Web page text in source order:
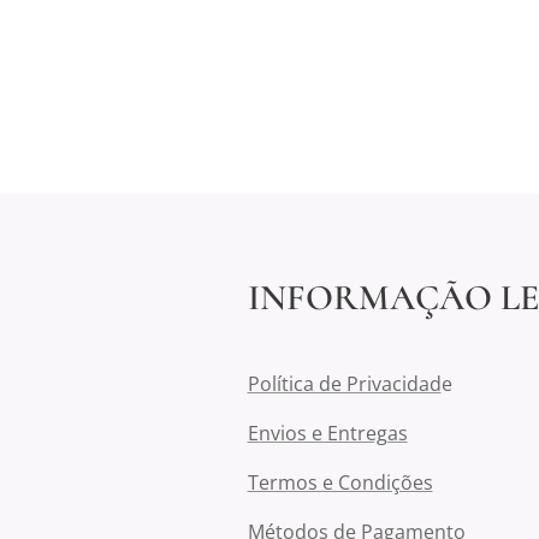
INFORMAÇÃO
Política de Privacidade
Envios e Entregas
Termos e Condições
Métodos de Pagamento